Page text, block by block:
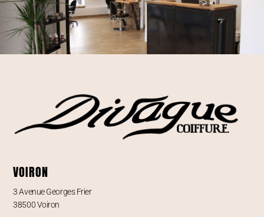
VOIRON
3 Avenue Georges Frier
38500 Voiron